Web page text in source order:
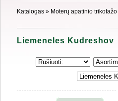
Katalogas » Moterų apatinio
Liemeneles Kudreshov